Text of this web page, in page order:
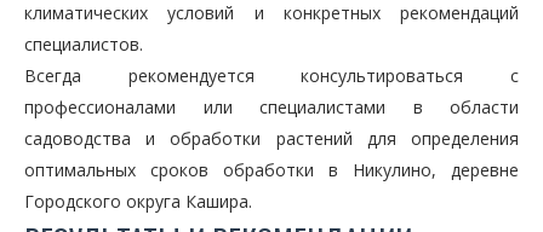
климатических условий и конкретных рекомендаций
специалистов.
Всегда рекомендуется консультироваться с
профессионалами или специалистами в области
садоводства и обработки растений для определения
оптимальных сроков обработки в Никулино, деревне
Городского округа Кашира.